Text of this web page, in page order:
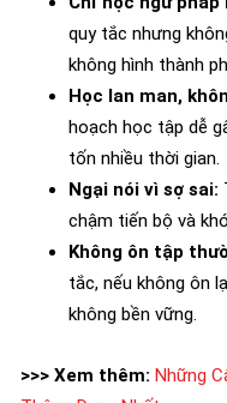
quy tắc nhưng
không hình thành
Học lan man,
hoạch học tập dễ
tốn nhiều thời gian.
Ngại nói vì sợ sai:
chậm tiến bộ và
Không ôn tập
tắc, nếu không ôn
không bền vững.
>>> Xem thêm: Những